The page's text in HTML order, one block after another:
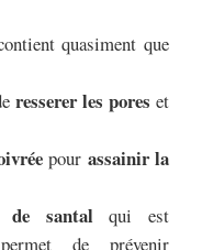
quasiment que
resserer les pores et
pour assainir la
de santal qui est
de prévenir